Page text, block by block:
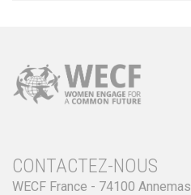
CONTACTEZ-NOUS
WECF France - 74100